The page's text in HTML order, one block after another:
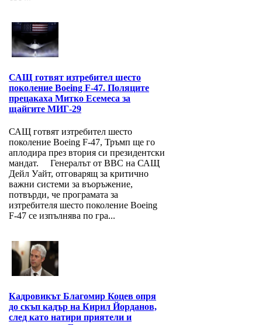
САЩ готвят изтребител шесто
поколение Boeing F-47. Поляците
прецакаха Митко Есемеса за
щайгите МИГ-29
САЩ готвят изтребител шесто
поколение Boeing F-47, Тръмп ще го
аплодира през втория си президентски
мандат. Генералът от ВВС на САЩ
Дейл Уайт, отговарящ за критично
важни системи за въоръжение,
потвърди, че програмата за
изтребителя шесто поколение Boeing
F-47 се изпълнява по гра...
Кадровикът Благомир Коцев опря
до скъп кадър на Кирил Йорданов,
след като натири приятели и